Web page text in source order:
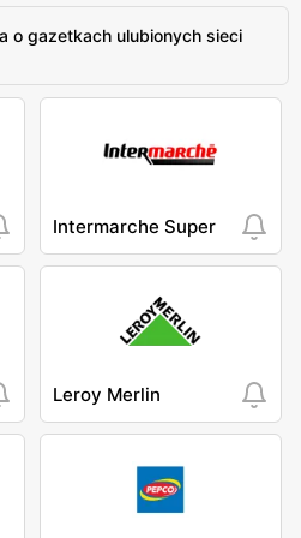
o gazetkach ulubionych sieci
Intermarche Super
Leroy Merlin